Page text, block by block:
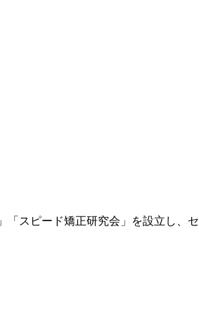
スピード矯正研究会」を設立し、